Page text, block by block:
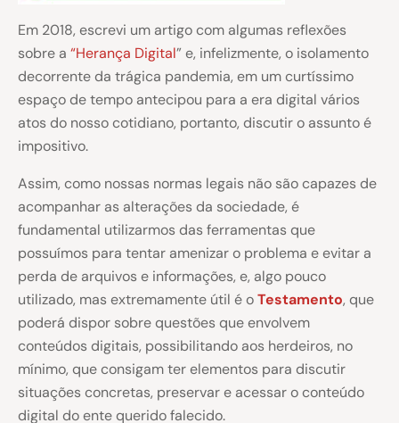
Em 2018, escrevi um artigo com algumas reflexões
sobre a “Herança Digital” e, infelizmente, o isolamento
decorrente da trágica pandemia, em um curtíssimo
espaço de tempo antecipou para a era digital vários
atos do nosso cotidiano, portanto, discutir o assunto é
impositivo.
Assim, como nossas normas legais não são capazes de
acompanhar as alterações da sociedade, é
fundamental utilizarmos das ferramentas que
possuímos para tentar amenizar o problema e evitar a
perda de arquivos e informações, e, algo pouco
utilizado, mas extremamente útil é oTestamento, que
poderá dispor sobre questões que envolvem
conteúdos digitais, possibilitando aos herdeiros, no
mínimo, que consigam ter elementos para discutir
situações concretas, preservar e acessar o conteúdo
digital do ente querido falecido.